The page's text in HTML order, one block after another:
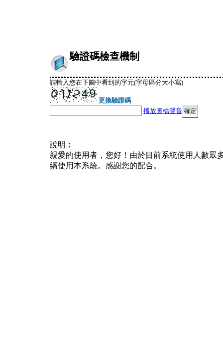
驗證碼檢查機制
請輸入您在下圖中看到的字元(字母區分大小寫)
更換驗證碼
播放圖檔聲音
說明︰
親愛的使用者，您好！由於目前系統使用人數眾
續使用本系統。感謝您的配合。